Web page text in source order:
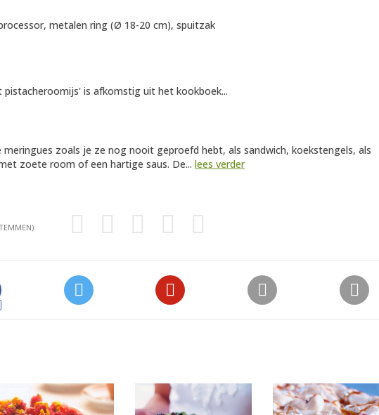
metalen ring (Ø 18-20 cm), spuitzak
is afkomstig uit het kookboek...
meringues zoals je ze nog nooit geproefd hebt, als sandwich, koekstengels, als
zoete room of een hartige saus. De... lees verder